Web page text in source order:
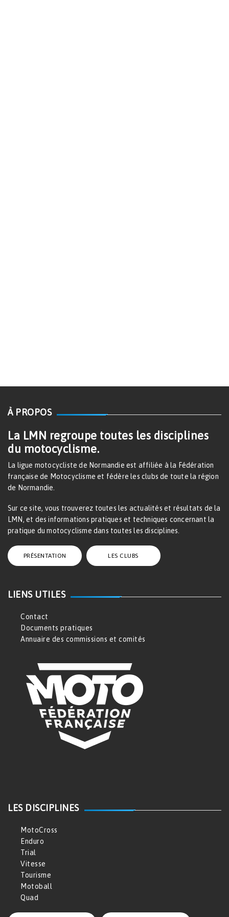
À PROPOS
La LMN regroupe toutes les disciplines
du motocyclisme.
La ligue motocycliste de Normandie est affiliée à la Fédération
française de Motocyclisme et fédère les clubs de toute la région
de Normandie.
Sur ce site, vous trouverez toutes les actualités et résultats de la
LMN, et des informations pratiques et techniques concernant la
pratique du motocyclisme dans toutes les disciplines.
PRÉSENTATION LES CLUBS
LIENS UTILES
Contact
Documents pratiques
Annuaire des commissions et comités
LES DISCIPLINES
MotoCross
Enduro
Trial
Vitesse
Tourisme
Motoball
Quad